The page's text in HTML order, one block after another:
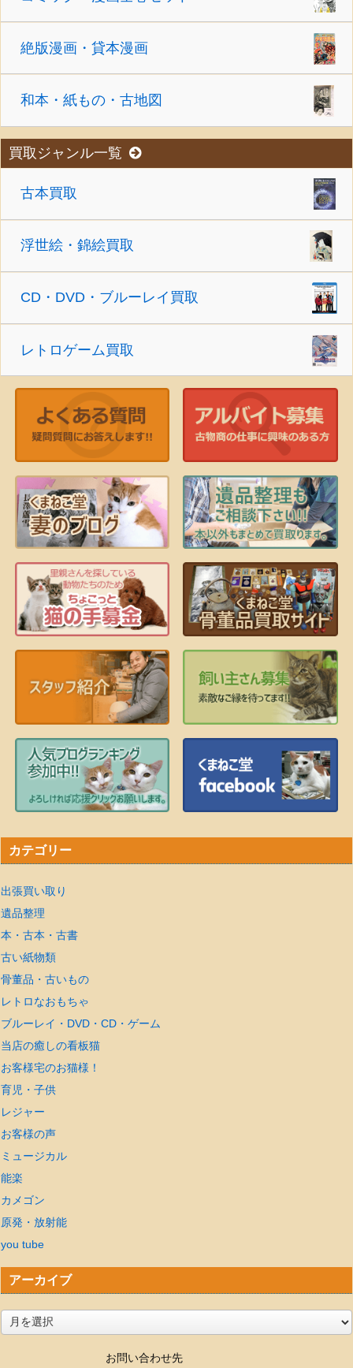
絶版漫画・貸本漫画
和本・紙もの・古地図
買取ジャンル一覧
古本買取
浮世絵・錦絵買取
CD・DVD・ブルーレイ買取
レトロゲーム買取
カテゴリー
出張買い取り
遺品整理
本・古本・古書
古い紙物類
骨董品・古いもの
レトロなおもちゃ
ブルーレイ・DVD・CD・ゲーム
当店の癒しの看板猫
お客様宅のお猫様！
育児・子供
レジャー
お客様の声
ミュージカル
能楽
カメゴン
原発・放射能
you tube
アーカイブ
お問い合わせ先